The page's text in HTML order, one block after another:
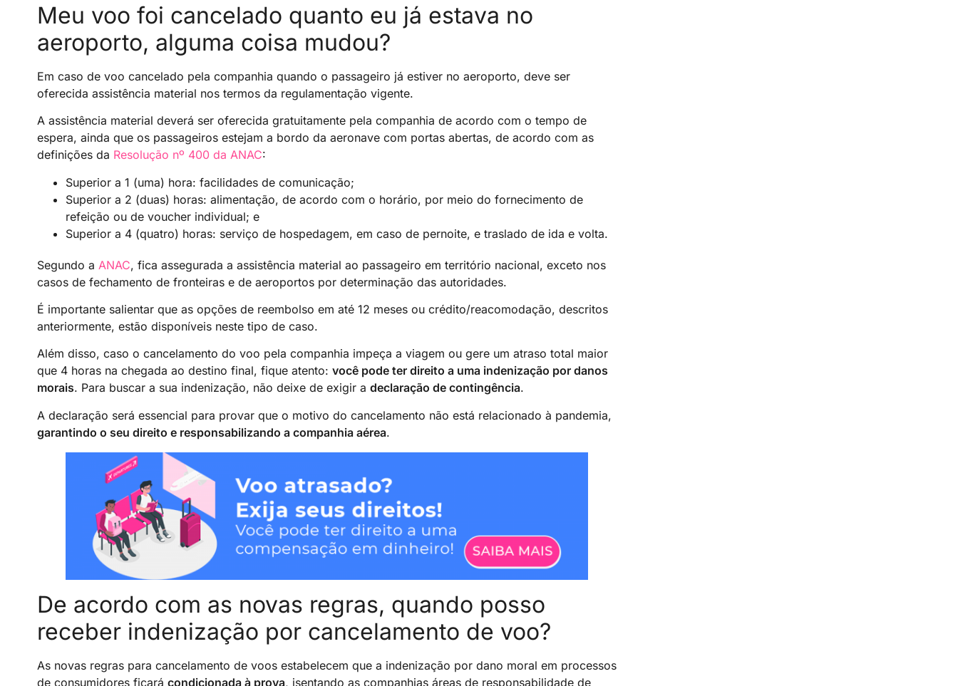
Meu voo foi cancelado quanto eu já estava no
aeroporto, alguma coisa mudou?
Em caso de voo cancelado pela companhia quando o passageiro já estiver no aeroporto, deve ser
oferecida assistência material nos termos da regulamentação vigente.
A assistência material deverá ser oferecida gratuitamente pela companhia de acordo com o tempo de
espera, ainda que os passageiros estejam a bordo da aeronave com portas abertas, de acordo com as
definições da Resolução nº 400 da ANAC:
Superior a 1 (uma) hora: facilidades de comunicação;
Superior a 2 (duas) horas: alimentação, de acordo com o horário, por meio do fornecimento de
refeição ou de voucher individual; e
Superior a 4 (quatro) horas: serviço de hospedagem, em caso de pernoite, e traslado de ida e volta.
Segundo a ANAC, fica assegurada a assistência material ao passageiro em território nacional, exceto nos
casos de fechamento de fronteiras e de aeroportos por determinação das autoridades.
É importante salientar que as opções de reembolso em até 12 meses ou crédito/reacomodação, descritos
anteriormente, estão disponíveis neste tipo de caso.
Além disso, caso o cancelamento do voo pela companhia impeça a viagem ou gere um atraso total maior
que 4 horas na chegada ao destino final, fique atento: você pode ter direito a uma indenização por danos
morais. Para buscar a sua indenização, não deixe de exigir a declaração de contingência.
A declaração será essencial para provar que o motivo do cancelamento não está relacionado à pandemia,
garantindo o seu direito e responsabilizando a companhia aérea.
De acordo com as novas regras, quando posso
receber indenização por cancelamento de voo?
As novas regras para cancelamento de voos estabelecem que a indenização por dano moral em processos
de consumidores ficará condicionada à prova, isentando as companhias áreas de responsabilidade de